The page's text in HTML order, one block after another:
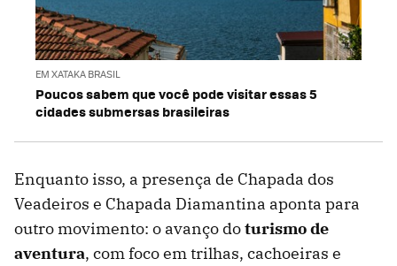
EM XATAKA BRASIL
Poucos sabem que você pode visitar essas 5
cidades submersas brasileiras
Enquanto isso, a presença de Chapada dos
Veadeiros e Chapada Diamantina aponta para
outro movimento: o avanço doturismo de
aventura, com foco em trilhas, cachoeiras e